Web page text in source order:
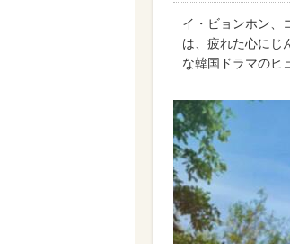
イ・ビョンホン、
は、疲れた心にじ
な韓国ドラマのヒ